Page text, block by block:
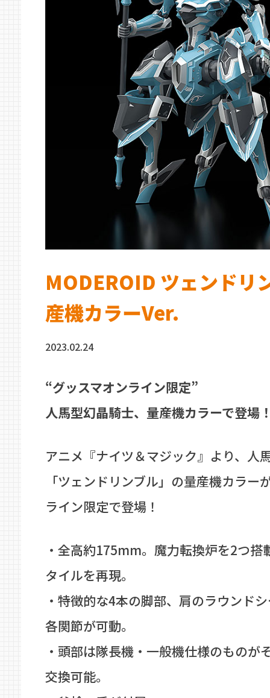
MODEROID ツェンドリ
産機カラーVer.
2023.02.24
“グッスマオンライン限定”
人馬型幻晶騎士、量産機カラーで登場
アニメ『ナイツ＆マジック』より、人
「ツェンドリンブル」の量産機カラー
ライン限定で登場！
・全高約175mm。魔力転換炉を2つ搭
タイルを再現。
・特徴的な4本の脚部、肩のラウンド
各関節が可動。
・頭部は隊長機・一般機仕様のものが
交換可能。